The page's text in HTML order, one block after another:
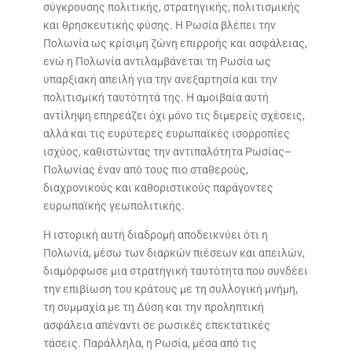
σύγκρουσης πολιτικής, στρατηγικής, πολιτισμικής
και θρησκευτικής φύσης. Η Ρωσία βλέπει την
Πολωνία ως κρίσιμη ζώνη επιρροής και ασφάλειας,
ενώ η Πολωνία αντιλαμβάνεται τη Ρωσία ως
υπαρξιακή απειλή για την ανεξαρτησία και την
πολιτισμική ταυτότητά της. Η αμοιβαία αυτή
αντίληψη επηρεάζει όχι μόνο τις διμερείς σχέσεις,
αλλά και τις ευρύτερες ευρωπαϊκές ισορροπίες
ισχύος, καθιστώντας την αντιπαλότητα Ρωσίας–
Πολωνίας έναν από τους πιο σταθερούς,
διαχρονικούς και καθοριστικούς παράγοντες
ευρωπαϊκής γεωπολιτικής.
Η ιστορική αυτή διαδρομή αποδεικνύει ότι η
Πολωνία, μέσω των διαρκών πιέσεων και απειλών,
διαμόρφωσε μια στρατηγική ταυτότητα που συνδέει
την επιβίωση του κράτους με τη συλλογική μνήμη,
τη συμμαχία με τη Δύση και την προληπτική
ασφάλεια απέναντι σε ρωσικές επεκτατικές
τάσεις. Παράλληλα, η Ρωσία, μέσα από τις